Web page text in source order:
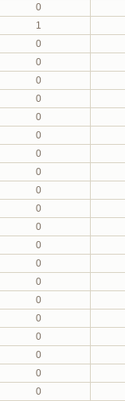
0
1
0
0
0
0
0
0
0
0
0
0
0
0
0
0
0
0
0
0
0
0